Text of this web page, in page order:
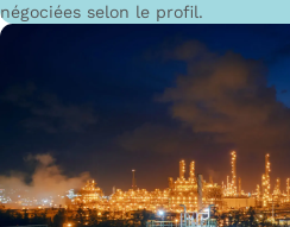
négociées selon le profil.